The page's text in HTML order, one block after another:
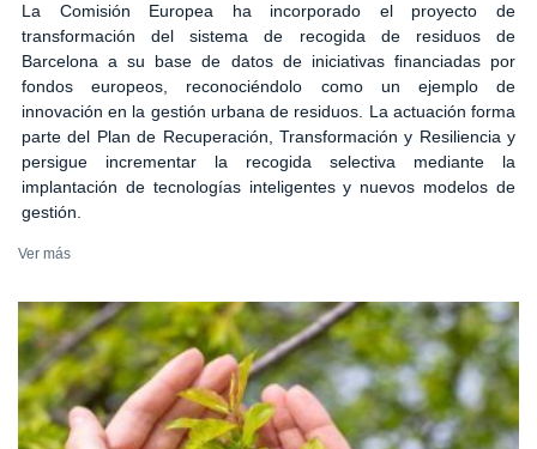
La Comisión Europea ha incorporado el proyecto de
transformación del sistema de recogida de residuos de
Barcelona a su base de datos de iniciativas financiadas por
fondos europeos, reconociéndolo como un ejemplo de
innovación en la gestión urbana de residuos. La actuación forma
parte del Plan de Recuperación, Transformación y Resiliencia y
persigue incrementar la recogida selectiva mediante la
implantación de tecnologías inteligentes y nuevos modelos de
gestión.
Ver más